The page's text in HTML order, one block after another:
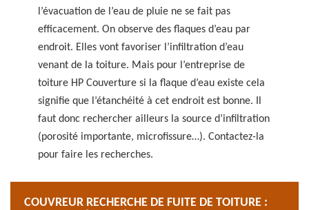
l’évacuation de l’eau de pluie ne se fait pas
efficacement. On observe des flaques d’eau par
endroit. Elles vont favoriser l’infiltration d’eau
venant de la toiture. Mais pour l’entreprise de
toiture HP Couverture si la flaque d’eau existe cela
signifie que l’étanchéité à cet endroit est bonne. Il
faut donc rechercher ailleurs la source d’infiltration
(porosité importante, microfissure…). Contactez-la
pour faire les recherches.
COUVREUR RECHERCHE DE FUITE DE TOITURE :